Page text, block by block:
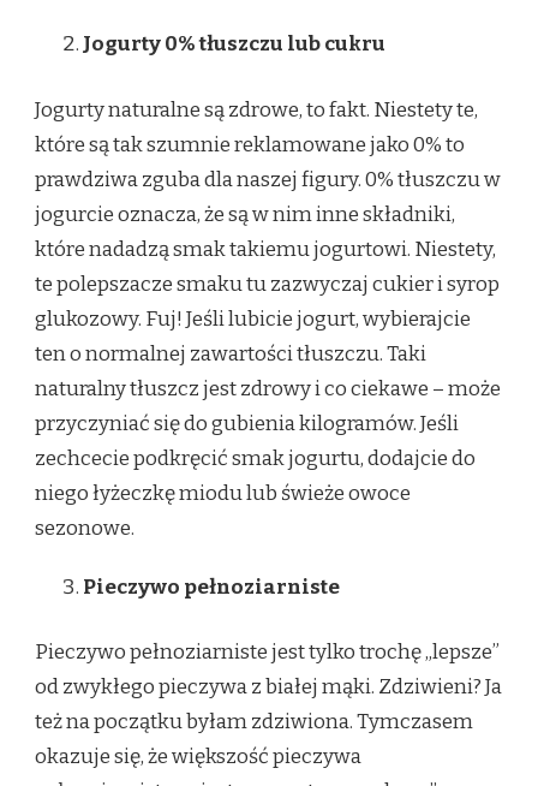
Jogurty 0% tłuszczu lub cukru
Jogurty naturalne są zdrowe, to fakt. Niestety te,
które są tak szumnie reklamowane jako 0% to
prawdziwa zguba dla naszej figury. 0% tłuszczu w
jogurcie oznacza, że są w nim inne składniki,
które nadadzą smak takiemu jogurtowi. Niestety,
te polepszacze smaku tu zazwyczaj cukier i syrop
glukozowy. Fuj! Jeśli lubicie jogurt, wybierajcie
ten o normalnej zawartości tłuszczu. Taki
naturalny tłuszcz jest zdrowy i co ciekawe – może
przyczyniać się do gubienia kilogramów. Jeśli
zechcecie podkręcić smak jogurtu, dodajcie do
niego łyżeczkę miodu lub świeże owoce
sezonowe.
Pieczywo pełnoziarniste
Pieczywo pełnoziarniste jest tylko trochę „lepsze”
od zwykłego pieczywa z białej mąki. Zdziwieni? Ja
też na początku byłam zdziwiona. Tymczasem
okazuje się, że większość pieczywa